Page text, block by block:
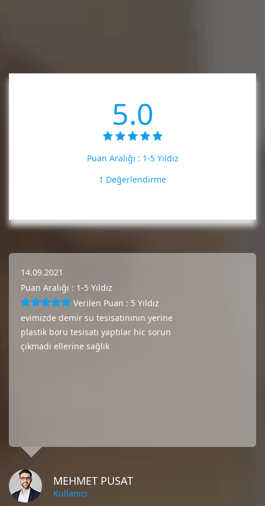
5.0
Puan Aralığı : 1-5 Yıldız
1 Değerlendirme
14.09.2021
Puan Aralığı : 1-5 Yıldız
Verilen Puan : 5 Yıldız
evimizde demir su tesisatınının yerine
plastik boru tesisatı yaptılar hic sorun
çıkmadı ellerine sağlık
MEHMET PUSAT
Kullanıcı